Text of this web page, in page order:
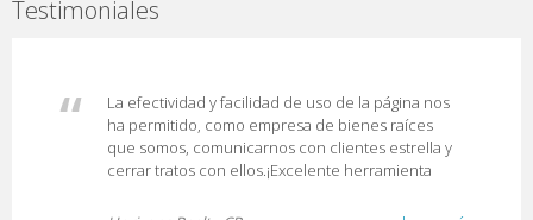
Testimoniales
La efectividad y facilidad de uso de la página nos
ha permitido, como empresa de bienes raíces
que somos, comunicarnos con clientes estrella y
cerrar tratos con ellos.¡Excelente herramienta